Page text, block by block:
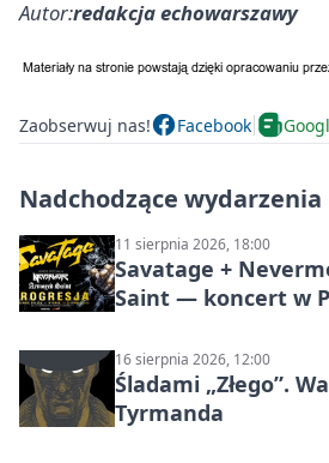
Autor:redakcja echowarszawy
Zaobserwuj nas! Facebook
Nadchodzące wydarzenia
11 sierpnia 2026, 18:00
Savatage +
Saint — koncert w
16 sierpnia 2026, 12:00
Śladami „Złego”.
Tyrmanda